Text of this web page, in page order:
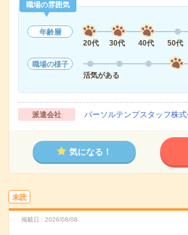
職場の雰囲気
年齢層
20代
30代 40代 50代
職場の様子
活気がある
派遣会社 パーソルテンプスタッフ株式
気になる！
未読
掲載日 2026/08/08